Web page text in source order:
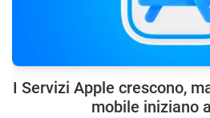
I Servizi Apple crescono,
mobile iniziano